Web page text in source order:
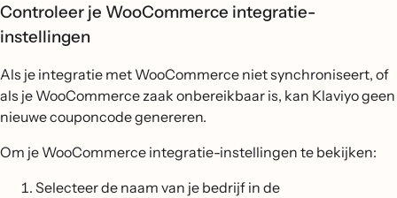
Controleer je WooCommerce integratie-
instellingen
Als je integratie met WooCommerce niet synchroniseert, of
als je WooCommerce zaak onbereikbaar is, kan Klaviyo geen
nieuwe couponcode genereren.
Om je WooCommerce integratie-instellingen te bekijken:
Selecteer de naam van je bedrijf in de